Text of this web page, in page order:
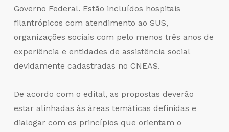
Governo Federal. Estão incluídos hospitais
filantrópicos com atendimento ao SUS,
organizações sociais com pelo menos três anos de
experiência e entidades de assistência social
devidamente cadastradas no CNEAS.
De acordo com o edital, as propostas deverão
estar alinhadas às áreas temáticas definidas e
dialogar com os princípios que orientam o